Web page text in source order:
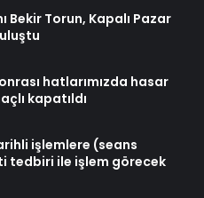
Bekir Torun, Kapalı Pazar
hatlarımızda hasar
kapatıldı
işlemlere (seans
tedbiri ile işlem görecek